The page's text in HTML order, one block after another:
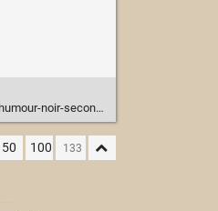
degre-imposture/
50 100